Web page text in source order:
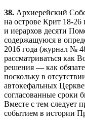
38. Архиерейский
на острове Крит 18-26
и иерархов десяти
содержащуюся в
2016 года (журнал №
рассматриваться как
решения — как
поскольку в
автокефальных
согласованные сроки
Вместе с тем следует
событием в истории